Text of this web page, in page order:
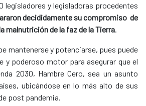
legisladores y legisladoras procedentes
decididamente su compromiso de
malnutrición de la faz de la Tierra.
mantenerse y potenciarse, pues puede
y poderoso motor para asegurar que el
2030, Hambre Cero, sea un asunto
ubicándose en lo más alto de sus
post pandemia.